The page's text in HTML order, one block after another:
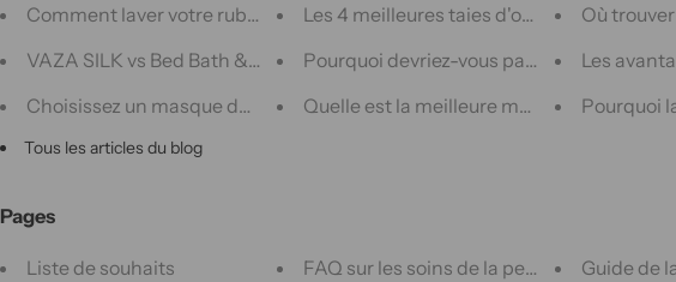
Comment laver votre ruban gros-grain en soie
VAZA SILK vs Bed Bath & Beyond : quel masque de sommeil en soie est le
Choisissez un masque de sommeil en soie pour une nuit de sommeil
Les 4 meilleures taies d'oreiller en soie
Pourquoi devriez-vous passer à une taie
Quelle est la meilleure maman pour une
Où
Les
Pourquoi
Tous les articles du blog
Pages
Liste de souhaits
FAQ sur les soins de la peau
Guide de